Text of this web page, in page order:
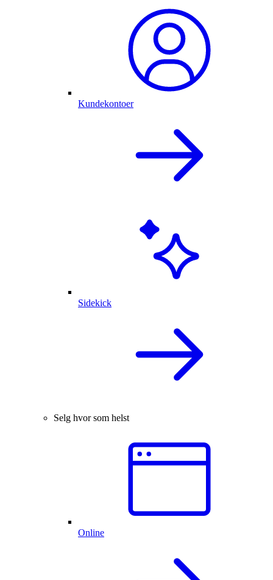
Kundekontoer
Sidekick
Selg hvor som helst
Online